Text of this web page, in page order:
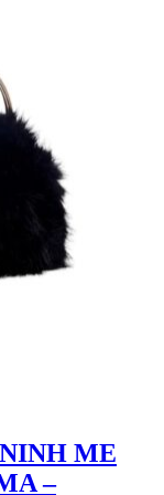
ΜΕ
–